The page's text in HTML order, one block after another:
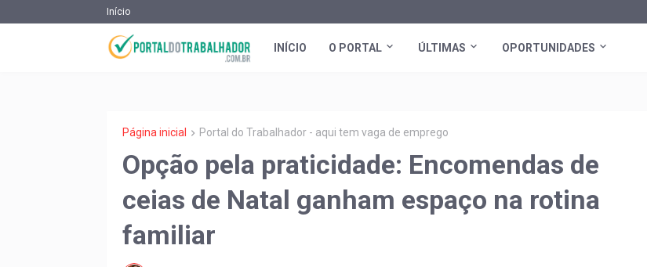
Início
INÍCIO O PORTAL ÚLTIMAS OPORTUNIDADES
Página inicial Portal do Trabalhador - aqui tem vaga de emprego
Opção pela praticidade: Encomendas de
ceias de Natal ganham espaço na rotina
familiar